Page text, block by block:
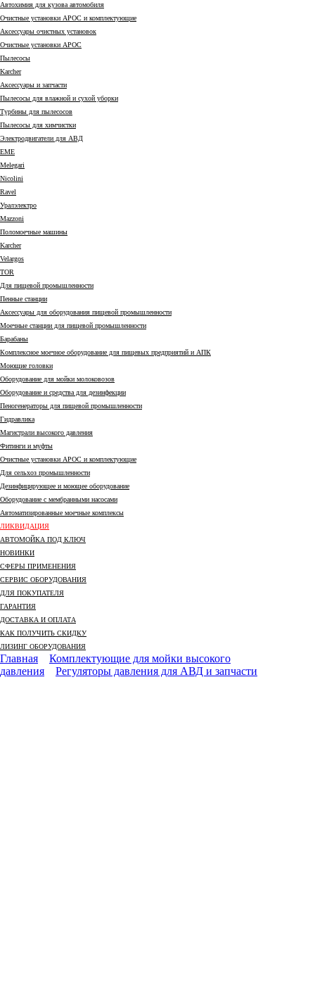
Автохимия для кузова автомобиля
Очистные установки АРОС и комплектующие
Аксессуары очистных установок
Очистные установки АРОС
Пылесосы
Karcher
Аксессуары и запчасти
Пылесосы для влажной и сухой уборки
Турбины для пылесосов
Пылесосы для химчистки
Электродвигатели для АВД
EME
Melegari
Nicolini
Ravel
Уралэлектро
Mazzoni
Поломоечные машины
Karcher
Velargos
TOR
Для пищевой промышленности
Пенные станции
Аксессуары для оборудования пищевой промышленности
Моечные станции для пищевой промышленности
Барабаны
Комплексное моечное оборудование для пищевых предприятий и АПК
Моющие головки
Оборудование для мойки молоковозов
Оборудование и средства для дезинфекции
Пеногенераторы для пищевой промышленности
Гидравлика
Магистрали высокого давления
Фитинги и муфты
Очистные установки АРОС и комплектующие
Для сельхоз промышленности
Дезинфицирующее и моющее оборудование
Оборудование с мембранными насосами
Автоматизированные моечные комплексы
ЛИКВИДАЦИЯ
АВТОМОЙКА ПОД КЛЮЧ
НОВИНКИ
СФЕРЫ ПРИМЕНЕНИЯ
СЕРВИС ОБОРУДОВАНИЯ
ДЛЯ ПОКУПАТЕЛЯ
ГАРАНТИЯ
ДОСТАВКА И ОПЛАТА
КАК ПОЛУЧИТЬ СКИДКУ
ЛИЗИНГ ОБОРУДОВАНИЯ
Главная
Комплектующие для мойки высокого
давления
Регуляторы давления для АВД и запчасти